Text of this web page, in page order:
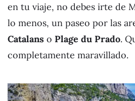
en tu viaje, no debes irte de
lo menos, un paseo por las
Catalans o Plage du Prado.
completamente maravillado.